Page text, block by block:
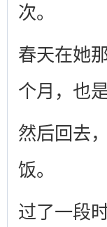
次。
春天在她
个月，也
然后回去
饭。
过了一段